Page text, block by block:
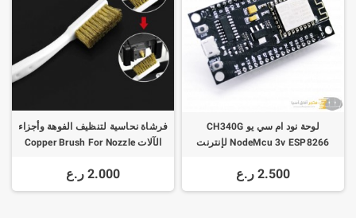
لوحة نود ام سي يو CH340G
NodeMcu 3v ESP8266 لإنترنت
2.500 ر.ع
فرشاة نحاسية لتنظيف الفوهة وأجزاء
الآلات Copper Brush For Nozzle
2.000 ر.ع